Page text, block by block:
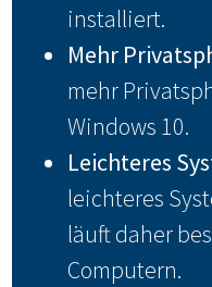
installiert.
Mehr
mehr
Windows 10.
Leichteres
leichteres
läuft daher
Computern.